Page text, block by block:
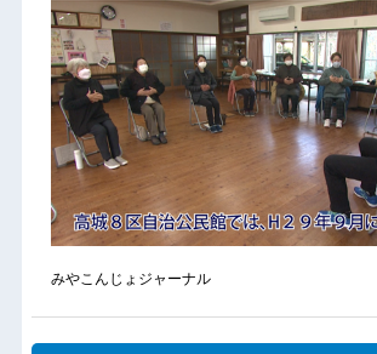
みやこんじょジャーナル